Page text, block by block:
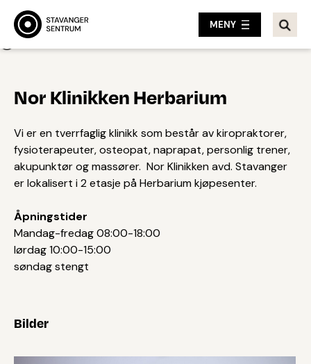
MENY
Nor Klinikken Herbarium
Vi er en tverrfaglig klinikk som består av kiropraktorer,
fysioterapeuter, osteopat, naprapat, personlig trener,
akupunktør og massører. Nor Klinikken avd. Stavanger
er lokalisert i 2 etasje på Herbarium kjøpesenter.
Åpningstider
Mandag-fredag 08:00-18:00
lørdag 10:00-15:00
søndag stengt
Bilder